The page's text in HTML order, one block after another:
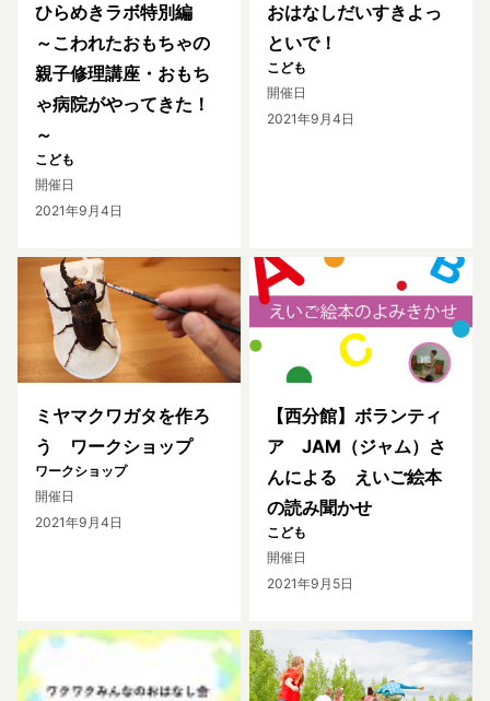
ひらめきラボ特別編
～こわれたおもちゃの
親子修理講座・おもち
ゃ病院がやってきた！
～
こども
開催日
2021年9月4日
おはなしだいすきよっ
といで！
こども
開催日
2021年9月4日
ミヤマクワガタを作ろ
う ワークショップ
ワークショップ
開催日
2021年9月4日
【西分館】ボランティ
ア JAM（ジャム）さ
んによる えいご絵本
の読み聞かせ
こども
開催日
2021年9月5日